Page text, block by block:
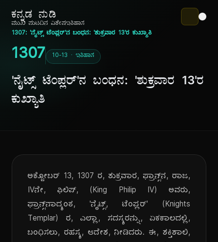
ಕನ್ನಡ ನುಡಿ
ಮುಖ ಪುಟದಿನ ವಿಶೇಷಇತಿಹಾಸ
1307: 'ನೈಟ್ಸ್ ಟೆಂಪ್ಲರ್'ನ ಬಂಧನ: 'ಶುಕ್ರವಾರ 13'ರ ಕುಖ್ಯಾತಿ
1307 10-13 · ಇತಿಹಾಸ
'ನೈಟ್ಸ್ ಟೆಂಪ್ಲರ್'ನ ಬಂಧನ: 'ಶುಕ್ರವಾರ 13'ರ
ಕುಖ್ಯಾತಿ
ಅಕ್ಟೋಬರ್ 13, 1307 ರ, ಶುಕ್ರವಾರ, ಫ್ರಾನ್ಸ್‌ನ, ರಾಜ,
IVನೇ, ಫಿಲಿಪ್, (King Philip IV) ಅವರು,
ಫ್ರಾನ್ಸ್‌ನಾದ್ಯಂತ, 'ನೈಟ್ಸ್, ಟೆಂಪ್ಲರ್' (Knights
Templar) ರ, ಎಲ್ಲಾ, ಸದಸ್ಯರನ್ನು, ಏಕಕಾಲದಲ್ಲಿ,
ಬಂಧಿಸಲು, ರಹಸ್ಯ, ಆದೇಶ, ನೀಡಿದರು. ಈ, ಶಕ್ತಿಶಾಲಿ,